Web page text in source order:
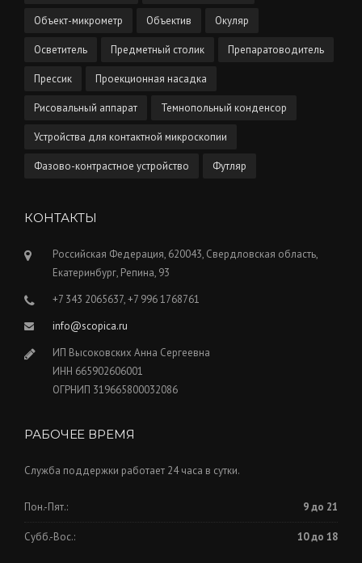
Объект-микрометр Объектив Окуляр
Осветитель Предметный столик Препаратоводитель
Прессик Проекционная насадка
Рисовальный аппарат Темнопольный конденсор
Устройства для контактной микроскопии
Фазово-контрастное устройство Футляр
КОНТАКТЫ
Российская Федерация, 620043, Свердловская область,
Екатеринбург, Репина, 93
+7 343 2065637, +7 996 1768761
info@scopica.ru
ИП Высоковских Анна Сергеевна
ИНН 665902606001
ОГРНИП 319665800032086
РАБОЧЕЕ ВРЕМЯ
Служба поддержки работает 24 часа в сутки.
Пон.-Пят.: 9 до 21
Субб.-Вос.: 10 до 18